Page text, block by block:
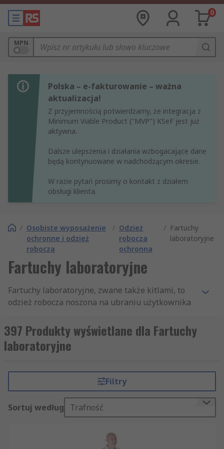
0
MPN
Polska – e-fakturowanie – ważna
aktualizacja!
Z przyjemnością potwierdzamy, że integracja z
Minimum Viable Product ("MVP") KSeF jest już
aktywna.
Dalsze ulepszenia i działania wzbogacające dane
będą kontynuowane w nadchodzącym okresie.
W razie pytań prosimy o kontakt z działem
obsługi klienta.
/ Osobiste wyposażenie
ochronne i odzież
robocza
/ Odzież
robocza
ochronna
/ Fartuchy
laboratoryjne
Fartuchy laboratoryjne
Fartuchy laboratoryjne, zwane także kitlami, to
odzież robocza noszona na ubraniu użytkownika
medycznej, zakładzie produkcyjnym lub
środowisku technicznym. Ich zadaniem jest
ograniczenie kontaktu odzieży i skóry z
substancjami używanymi na stanowisku pracy.
Typowy fartuch laboratoryjny ma krój płaszcza,
rękawy, zapięcie z przodu oraz długość dobraną
do zakresu ochrony i wygody pracy. Przy wyborze
znaczenie mają przede wszystkim rozmiar, rodzaj
użytkownika, materiał, właściwości materiału,
397 Produkty wyświetlane dla Fartuchy
laboratoryjne
Filtry
Sortuj według Trafność